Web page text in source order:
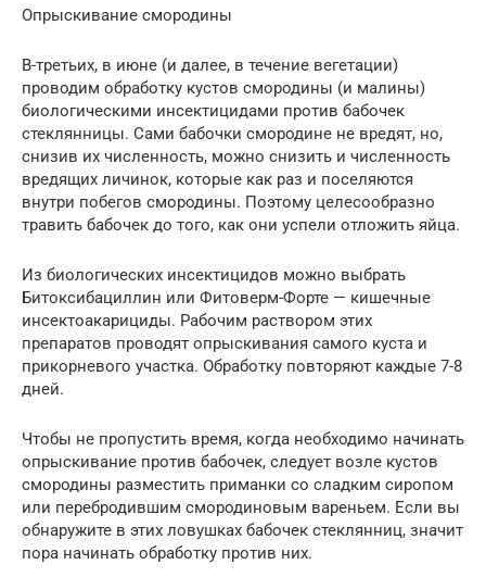
Опрыскивание смородины
В-третьих, в июне (и далее, в течение вегетации)
проводим обработку кустов смородины (и малины)
биологическими инсектицидами против бабочек
стеклянницы. Сами бабочки смородине не вредят, но,
снизив их численность, можно снизить и численность
вредящих личинок, которые как раз и поселяются
внутри побегов смородины. Поэтому целесообразно
травить бабочек до того, как они успели отложить яйца.
Из биологических инсектицидов можно выбрать
Битоксибациллин или Фитоверм-Форте — кишечные
инсектоакарициды. Рабочим раствором этих
препаратов проводят опрыскивания самого куста и
прикорневого участка. Обработку повторяют каждые 7-8
дней.
Чтобы не пропустить время, когда необходимо начинать
опрыскивание против бабочек, следует возле кустов
смородины разместить приманки со сладким сиропом
или перебродившим смородиновым вареньем. Если вы
обнаружите в этих ловушках бабочек стеклянниц, значит
пора начинать обработку против них.